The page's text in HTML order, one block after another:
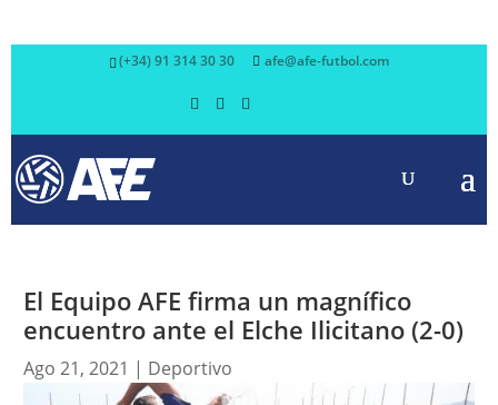
(+34) 91 314 30 30 afe@afe-futbol.com
El Equipo AFE firma un magnífico
encuentro ante el Elche Ilicitano (2-0)
Ago 21, 2021 | Deportivo